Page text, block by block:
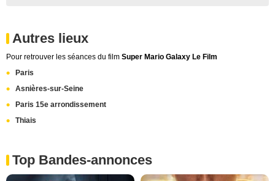
Autres lieux
Pour retrouver les séances du film Super Mario Galaxy Le Film
Paris
Asnières-sur-Seine
Paris 15e arrondissement
Thiais
Top Bandes-annonces